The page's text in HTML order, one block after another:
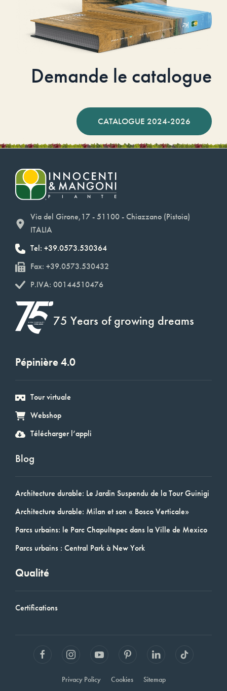
Demande le catalogue
CATALOGUE 2024-2026
Via del Girone,17 - 51100 - Chiazzano (Pistoia)
ITALIA
Tel: +39.0573.530364
Fax: +39.0573.530432
P.IVA: 00144510476
75 Years of growing dreams
Pépinière 4.0
Tour virtuale
Webshop
Télécharger l’appli
Blog
Architecture durable: Le Jardin Suspendu de la Tour Guinigi
Architecture durable: Milan et son « Bosco Verticale»
Parcs urbains: le Parc Chapultepec dans la Ville de Mexico
Parcs urbains : Central Park à New York
Qualité
Certifications
Privacy Policy Cookies Sitemap